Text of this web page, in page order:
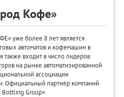
Кофе»
уже более 8 лет является
автоматов и кофемашин в
также входит в число лидеров
на рынке автоматизированной
ассоциации
Официальный партнёр компаний
Bottling Group».